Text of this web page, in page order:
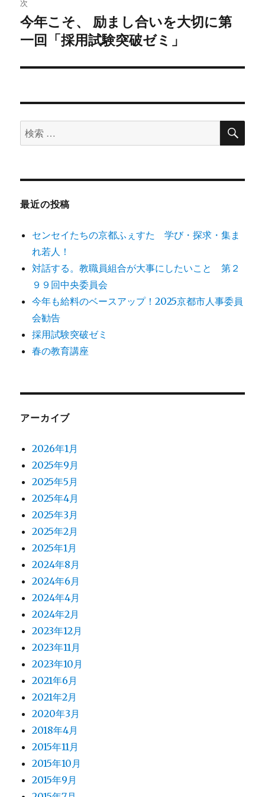
ゲ
ー
シ
ン
稿:
次
次
の
稿:
今年こそ、 励まし合いを大切に第
一回「採用試験突破ゼミ」
検
索
象:
検
最近の投稿
センセイたちの京都ふぇすた 学び・探求・集ま
れ若人！
対話する。教職員組合が大事にしたいこと 第２
９９回中央委員会
今年も給料のベースアップ！2025京都市人事委員
会勧告
採用試験突破ゼミ
春の教育講座
アーカイブ
2026年1月
2025年9月
2025年5月
2025年4月
2025年3月
2025年2月
2025年1月
2024年8月
2024年6月
2024年4月
2024年2月
2023年12月
2023年11月
2023年10月
2021年6月
2021年2月
2020年3月
2018年4月
2015年11月
2015年10月
2015年9月